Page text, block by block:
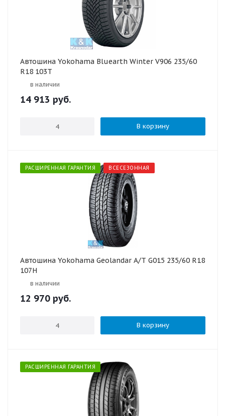
Автошина Yokohama Bluearth Winter V906 235/60
R18 103T
в наличии
14 913 руб.
В корзину
РАСШИРЕННАЯ ГАРАНТИЯ ВСЕСЕЗОННАЯ
Автошина Yokohama Geolandar A/T G015 235/60 R18
107H
в наличии
12 970 руб.
В корзину
РАСШИРЕННАЯ ГАРАНТИЯ